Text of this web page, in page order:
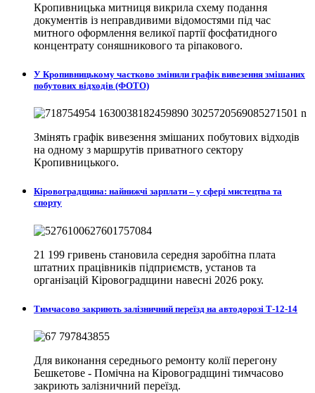
Кропивницька митниця викрила схему подання
документів із неправдивими відомостями під час
митного оформлення великої партії фосфатидного
концентрату соняшникового та ріпакового.
У Кропивницькому частково змінили графік вивезення змішаних
побутових відходів (ФОТО)
Змінять графік вивезення змішаних побутових відходів
на одному з маршрутів приватного сектору
Кропивницького.
Кіровоградщина: найнижчі зарплати – у сфері мистецтва та
спорту
21 199 гривень становила середня заробітна плата
штатних працівників підприємств, установ та
організацій Кіровоградщини навесні 2026 року.
Тимчасово закриють залізничний переїзд на автодорозі Т-12-14
Для виконання середнього ремонту колії перегону
Бешкетове - Помічна на Кіровоградщині тимчасово
закриють залізничний переїзд.